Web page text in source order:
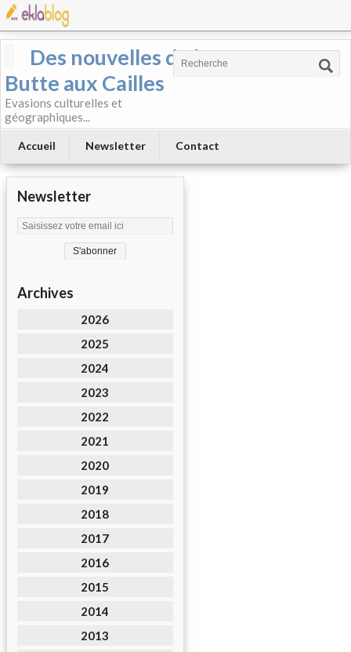
Des nouvelles de la
Butte aux Cailles
Evasions culturelles et
géographiques...
Accueil Newsletter Contact
Newsletter
Archives
2026
2025
2024
2023
2022
2021
2020
2019
2018
2017
2016
2015
2014
2013